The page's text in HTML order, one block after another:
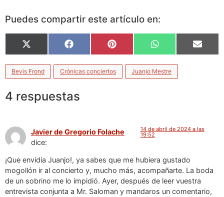
Puedes compartir este artículo en:
X
(Twitter)
Facebook Pinterest WhatsApp Email
Bevis Frond Crónicas conciertos Juanjo Mestre
4 respuestas
Javier de Gregorio Folache
dice:
14 de abril de 2024 a las
19:52
¡Que envidia Juanjo!, ya sabes que me hubiera gustado
mogollón ir al concierto y, mucho más, acompañarte. La boda
de un sobrino me lo impidió. Ayer, después de leer vuestra
entrevista conjunta a Mr. Saloman y mandaros un comentario,